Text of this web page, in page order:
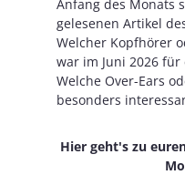
Anfang des Monats
gelesenen Artikel
Welcher Kopfhörer
war im Juni 2026
Welche Over-Ears
besonders
Hier geht's zu